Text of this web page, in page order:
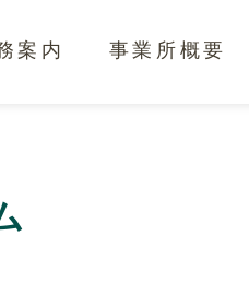
案内 事業所概要